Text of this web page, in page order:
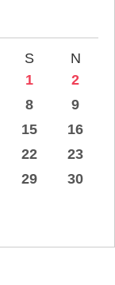
S
N
1
2
8
9
15
16
22
23
29
30